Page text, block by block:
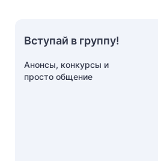
Вступай в группу!
Анонсы, конкурсы и
просто общение